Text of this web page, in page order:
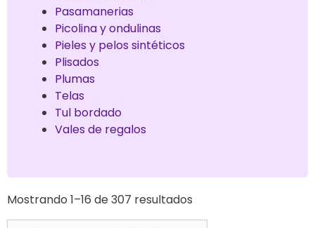
Pasamanerias
Picolina y ondulinas
Pieles y pelos sintéticos
Plisados
Plumas
Telas
Tul bordado
Vales de regalos
Mostrando 1–16 de 307 resultados